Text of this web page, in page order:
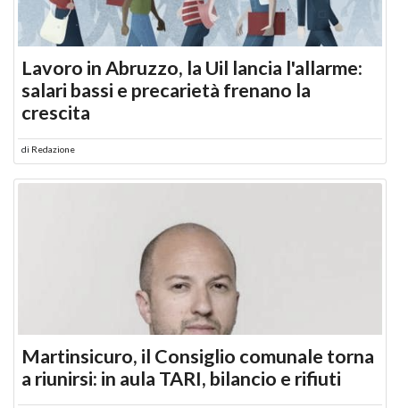
Lavoro in Abruzzo, la Uil lancia l'allarme:
salari bassi e precarietà frenano la
crescita
di Redazione
Martinsicuro, il Consiglio comunale torna
a riunirsi: in aula TARI, bilancio e rifiuti